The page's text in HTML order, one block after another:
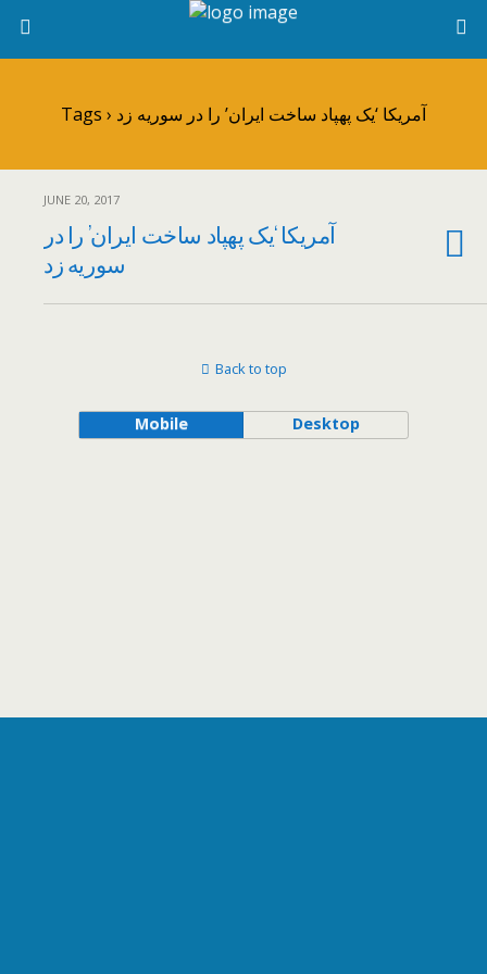
Tags › آمریکا ‘یک پهپاد ساخت ایران’ را در سوریه زد
JUNE 20, 2017
آمریکا ‘یک پهپاد ساخت ایران’ را در
سوریه زد
Back to top
Mobile Desktop